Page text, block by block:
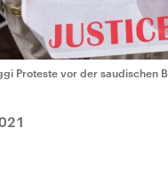
Proteste vor der saudischen